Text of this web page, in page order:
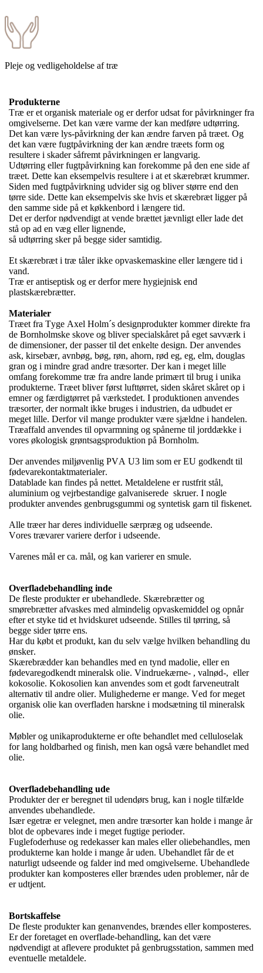
Pleje og vedligeholdelse af træ
Produkterne
Træ er et organisk materiale og er derfor udsat for påvirkninger fra
omgivelserne. Det kan være varme der kan medføre udtørring.
Det kan være lys-påvirkning der kan ændre farven på træet. Og
det kan være fugtpåvirkning der kan ændre træets form og
resultere i skader såfremt påvirkningen er langvarig.
Udtørring eller fugtpåvirkning kan forekomme på den ene side af
træet. Dette kan eksempelvis resultere i at et skærebræt krummer.
Siden med fugtpåvirkning udvider sig og bliver større end den
tørre side. Dette kan eksempelvis ske hvis et skærebræt ligger på
den samme side på et køkkenbord i længere tid.
Det er derfor nødvendigt at vende brættet jævnligt eller lade det
stå op ad en væg eller lignende,
så udtørring sker på begge sider samtidig.
Et skærebræt i træ tåler ikke opvaskemaskine eller længere tid i
vand.
Træ er antiseptisk og er derfor mere hygiejnisk end
plastskærebrætter.
Materialer
Træet fra Tyge Axel Holm´s designprodukter kommer direkte fra
de Bornholmske skove og bliver specialskåret på eget savværk i
de dimensioner, der passer til det enkelte design. Der anvendes
ask, kirsebær, avnbøg, bøg, røn, ahorn, rød eg, eg, elm, douglas
gran og i mindre grad andre træsorter. Der kan i meget lille
omfang forekomme træ fra andre lande primært til brug i unika
produkterne. Træet bliver først lufttørret, siden skåret skåret op i
emner og færdigtørret på værkstedet. I produktionen anvendes
træsorter, der normalt ikke bruges i industrien, da udbudet er
meget lille. Derfor vil mange produkter være sjældne i handelen.
Træaffald anvendes til opvarmning og spånerne til jorddække i
vores økologisk grøntsagsproduktion på Bornholm.
Der anvendes miljøvenlig PVA U3 lim som er EU godkendt til
fødevarekontaktmaterialer.
Datablade kan findes på nettet. Metaldelene er rustfrit stål,
aluminium og vejrbestandige galvaniserede skruer. I nogle
produkter anvendes genbrugsgummi og syntetisk garn til fiskenet.
Alle træer har deres individuelle særpræg og udseende.
Vores trævarer variere derfor i udseende.
Varenes mål er ca. mål, og kan varierer en smule.
Overfladebehandling inde
De fleste produkter er ubehandlede. Skærebrætter og
smørebrætter afvaskes med almindelig opvaskemiddel og opnår
efter et styke tid et hvidskuret udseende. Stilles til tørring, så
begge sider tørre ens.
Har du købt et produkt, kan du selv vælge hvilken behandling du
ønsker.
Skærebrædder kan behandles med en tynd madolie, eller en
fødevaregodkendt mineralsk olie. Vindruekærne- , valnød-, eller
kokosolie. Kokosolien kan anvendes som et godt farveneutralt
alternativ til andre olier. Mulighederne er mange. Ved for meget
organisk olie kan overfladen harskne i modsætning til mineralsk
olie.
Møbler og unikaprodukterne er ofte behandlet med celluloselak
for lang holdbarhed og finish, men kan også være behandlet med
olie.
Overfladebehandling ude
Produkter der er beregnet til udendørs brug, kan i nogle tilfælde
anvendes ubehandlede.
Især egetræ er velegnet, men andre træsorter kan holde i mange år
blot de opbevares inde i meget fugtige perioder.
Fuglefoderhuse og redekasser kan males eller oliebehandles, men
produkterne kan holde i mange år uden. Ubehandlet får de et
naturligt udseende og falder ind med omgivelserne. Ubehandlede
produkter kan komposteres eller brændes uden problemer, når de
er udtjent.
Bortskaffelse
De fleste produkter kan genanvendes, brændes eller komposteres.
Er der foretaget en overflade-behandling, kan det være
nødvendigt at aflevere produktet på genbrugsstation, sammen med
eventuelle metaldele.